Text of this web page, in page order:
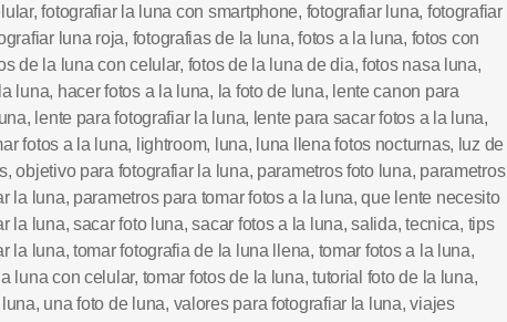
,fotografiar la luna con smartphone, fotografiar luna, fotografiar
luna roja, fotografias de la luna,fotos a la luna, fotos con
de la luna con celular, fotos de la luna de dia, fotos nasa luna,
luna, hacer fotos a la luna, la foto de luna, lente canon para
, lente para fotografiar la luna, lente para sacar fotos a la luna,
fotos a la luna, lightroom, luna, luna llena fotos nocturnas, luz de
,objetivo para fotografiar la luna, parametros foto luna, parametros
la luna, parametros para tomar fotos a la luna,que lente necesito
la luna, sacar foto luna,sacar fotos a la luna,salida,tecnica, tips
la luna, tomar fotografia de la luna llena, tomar fotos a la luna,
luna con celular, tomar fotos de la luna,tutorial foto de la luna,
, una foto de luna, valores para fotografiar la luna,viajes